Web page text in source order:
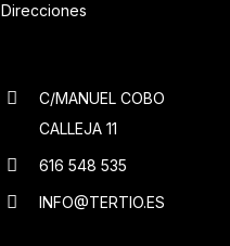
Direcciones
C/MANUEL COBO
CALLEJA 11
616 548 535
INFO@TERTIO.ES